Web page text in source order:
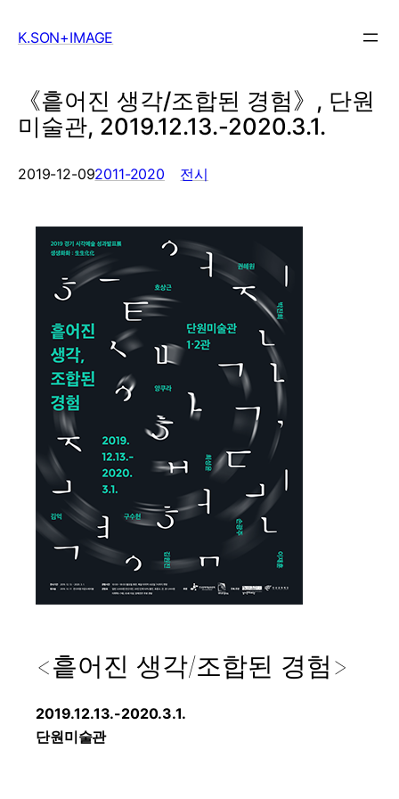
K.SON+IMAGE
《흩어진 생각/조합된 경험》, 단원
미술관, 2019.12.13.-2020.3.1.
2019-12-092011-2020 ,
전시
<흩어진 생각/조합된 경험>
2019.12.13.-2020.3.1.
단원미술관